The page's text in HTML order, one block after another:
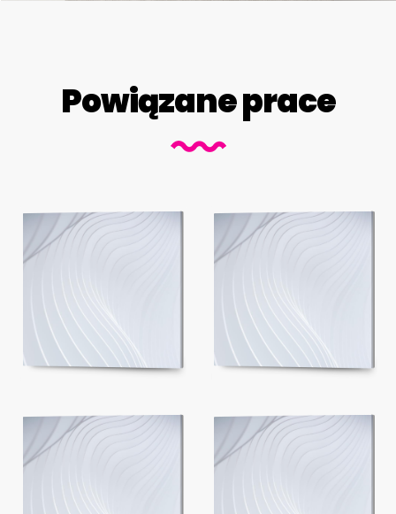
Powiązane prace